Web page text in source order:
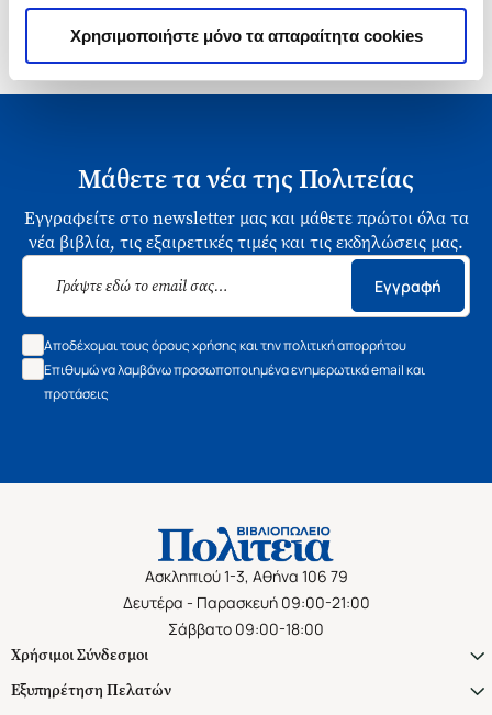
Χρησιμοποιήστε μόνο τα απαραίτητα cookies
Μάθετε τα νέα της Πολιτείας
Εγγραφείτε στο newsletter μας και μάθετε πρώτοι όλα τα
νέα βιβλία, τις εξαιρετικές τιμές και τις εκδηλώσεις μας.
Εγγραφή
Αποδέχομαι τους όρους χρήσης και την πολιτική απορρήτου
Επιθυμώ να λαμβάνω προσωποποιημένα ενημερωτικά email και
προτάσεις
Ασκληπιού 1-3, Αθήνα 106 79
Δευτέρα - Παρασκευή 09:00-21:00
Σάββατο 09:00-18:00
Χρήσιμοι Σύνδεσμοι
Εξυπηρέτηση Πελατών